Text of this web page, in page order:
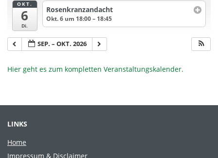
OKT.
6
Di.
Rosenkranzandacht
Okt. 6 um 18:00 – 18:45
SEP. – OKT. 2026
Hier geht es zum kompletten Veranstaltungskalender.
LINKS
Home
Impressum & Disclaimer